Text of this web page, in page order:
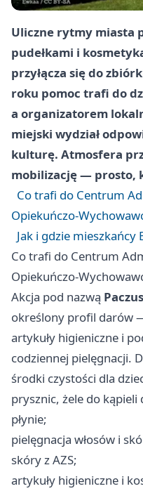
Uliczne rytmy miasta
pudełkami i
przyłącza się do
roku pomoc trafi do
a organizatorem
miejski wydział
kulturę. Atmosfera
mobilizację — prosto,
Co trafi do Centrum
Opiekuńczo-
Jak i gdzie
Co trafi do Centrum
Opiekuńczo-
Akcja pod nazwą
określony profil darów
artykuły higieniczne i
codziennej pielęgnacji.
środki czystości dla
prysznic, żele do kąpieli
płynie;
pielęgnacja włosów i
skóry z AZS;
artykuły higieniczne i